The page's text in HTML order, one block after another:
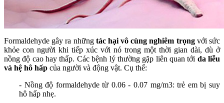
Formaldehyde gây ra nhữngtác hại vô cùng nghiêm trọngvới sức
khỏe con người khi tiếp xúc với nó trong một thời gian dài, dù ở
nồng độ cao hay thấp. Các bệnh lý thường gặp liên quan tới da liễu
và hệ hô hấp của người và động vật. Cụ thể:
- Nồng độ formaldehyde từ 0.06 - 0.07 mg/m3: trẻ em bị suy
hô hấp nhẹ.